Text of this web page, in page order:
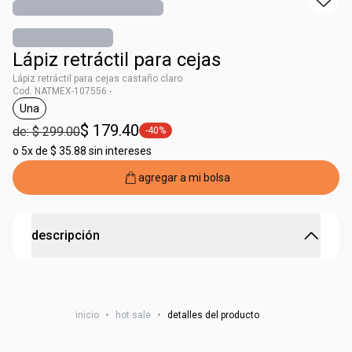
Lápiz retráctil para cejas
Lápiz retráctil para cejas castaño claro
Cod. NATMEX-107556 -
etiqueta Una
Una
de: $ 299.00$ 179.40 etiqueta -40%
-40%
o 5x de $ 35.88 sin intereses
agregar a mi bolsa
descripción
duración, cejas naturalmente rellenas. 250 mg
inicio • hot sale • detalles del producto